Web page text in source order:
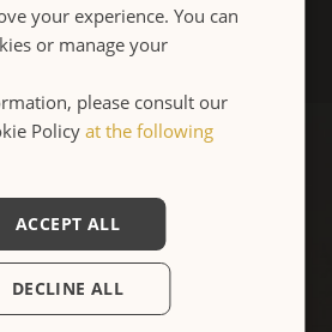
Gallery Contattateci
Chiamateci:
Seguiteci:
your experience. You can
or manage your
please consult our
Policy at the following
ACCEPT ALL
DECLINE ALL